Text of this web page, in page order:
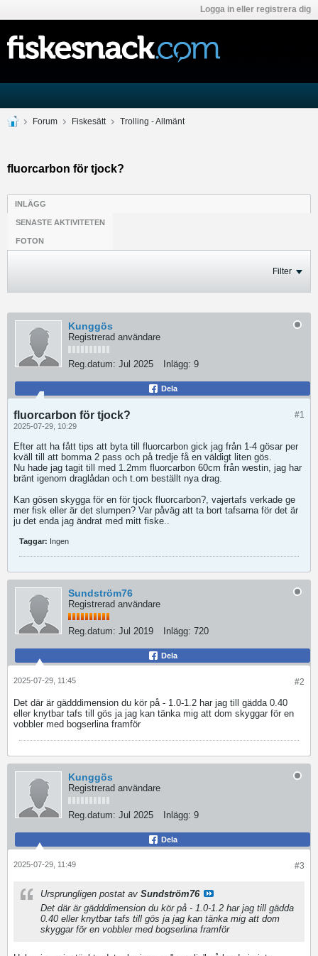
Logga in eller registrera dig
Forum Fiskesätt Trolling - Allmänt
fluorcarbon för tjock?
INLÄGG
SENASTE AKTIVITETEN
FOTON
Filter
Kunggös
Registrerad användare
Reg.datum: Jul 2025 Inlägg: 9
Dela
#1
fluorcarbon för tjock?
2025-07-29, 10:29
Efter att ha fått tips att byta till fluorcarbon gick jag från 1-4 gösar per
kväll till att bomma 2 pass och på tredje få en väldigt liten gös.
Nu hade jag tagit till med 1.2mm fluorcarbon 60cm från westin, jag har
bränt igenom draglådan och t.om beställt nya drag.
Kan gösen skygga för en för tjock fluorcarbon?, vajertafs verkade ge
mer fisk eller är det slumpen? Var påväg att ta bort tafsarna för det är
ju det enda jag ändrat med mitt fiske..
Taggar: Ingen
Sundström76
Registrerad användare
Reg.datum: Jul 2019 Inlägg: 720
Dela
#2
2025-07-29, 11:45
Det där är gädddimension du kör på - 1.0-1.2 har jag till gädda 0.40
eller knytbar tafs till gös ja jag kan tänka mig att dom skyggar för en
vobbler med bogserlina framför
Kunggös
Registrerad användare
Reg.datum: Jul 2025 Inlägg: 9
Dela
#3
2025-07-29, 11:49
Ursprungligen postat av Sundström76
Det där är gädddimension du kör på - 1.0-1.2 har jag till gädda
0.40 eller knytbar tafs till gös ja jag kan tänka mig att dom
skyggar för en vobbler med bogserlina framför